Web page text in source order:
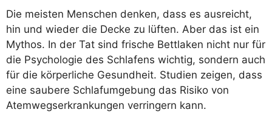
Die meisten Menschen denken, dass es ausreicht,
hin und wieder die Decke zu lüften. Aber das ist ein
Mythos. In der Tat sind frische Bettlaken nicht nur für
die Psychologie des Schlafens wichtig, sondern auch
für die körperliche Gesundheit. Studien zeigen, dass
eine saubere Schlafumgebung das Risiko von
Atemwegserkrankungen verringern kann.